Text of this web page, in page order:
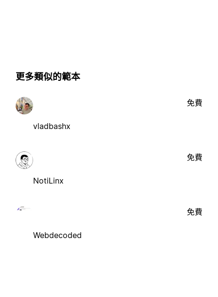
更多類似的範本
vladbashx
免費
NotiLinx
免費
Webdecoded
免費